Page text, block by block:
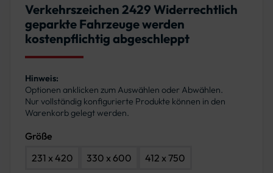
Verkehrszeichen 2429 Widerrechtlich
geparkte Fahrzeuge werden
kostenpflichtig abgeschleppt
Hinweis:
Optionen anklicken zum Auswählen oder Abwählen.
Nur vollständig konfigurierte Produkte können in den
Warenkorb gelegt werden.
Größe
231 x 420
330 x 600 412 x 750